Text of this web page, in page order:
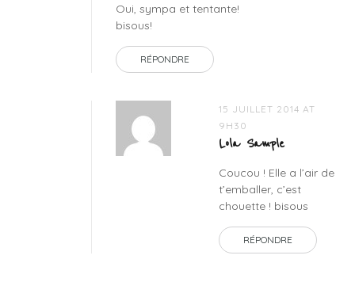
Oui, sympa et tentante!
bisous!
RÉPONDRE
15 JUILLET 2014 AT
9H30
Lola Sample
Coucou ! Elle a l’air de
t’emballer, c’est
chouette ! bisous
RÉPONDRE